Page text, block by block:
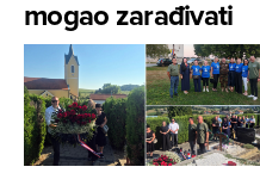
mogao zarađivati